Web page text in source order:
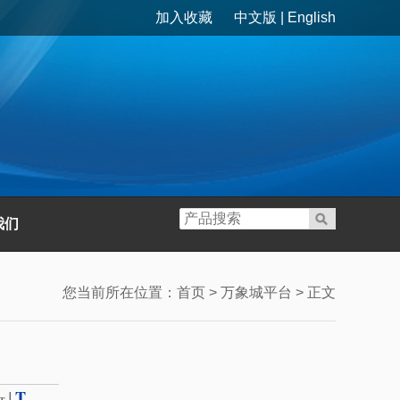
加入收藏 中文版 English
们
您当前所在位置： 首页 > 万象城平台 > 正文